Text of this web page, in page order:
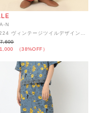
N
（38%OFF）